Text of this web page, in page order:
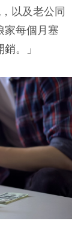
以及老公同
家每個月塞
。」